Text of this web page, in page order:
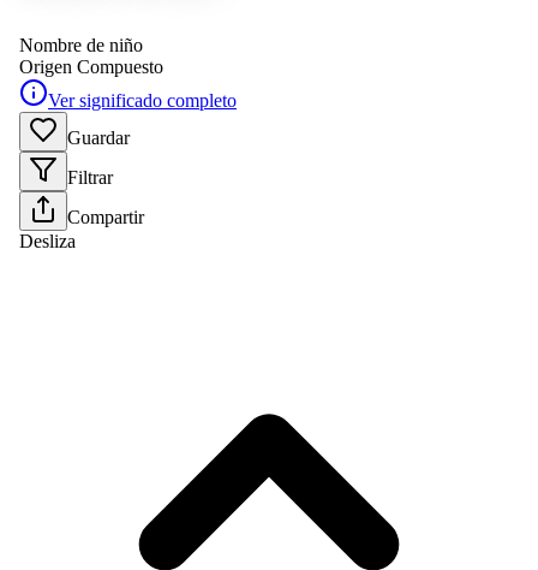
Nombre de niño
Origen Compuesto
Ver significado completo
Guardar
Filtrar
Compartir
Desliza